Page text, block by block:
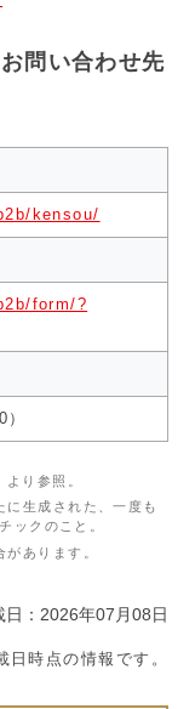
問い合わせ先
kensou/
form/?
り参照。
生成された、一度も
ックのこと。
あります。
日：2026年07月08日
時点の情報です。